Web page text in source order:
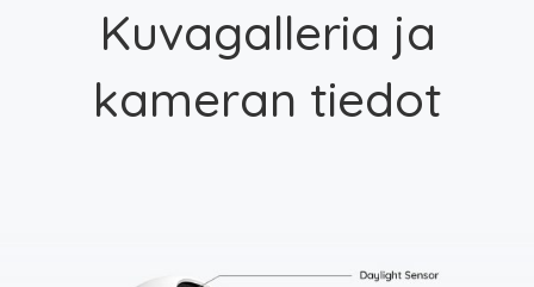
Kuvagalleria ja
kameran tiedot